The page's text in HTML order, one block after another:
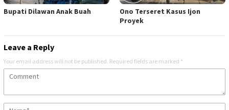
Bupati Dilawan Anak Buah
Ono Terseret Kasus Ijon
Proyek
Leave a Reply
Your email address will not be published. Required fields are marked *